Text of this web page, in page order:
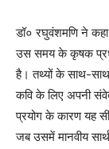
डॉ० रघुवंशमणि ने
उस समय के कृषक
है। तथ्यों के साथ-साथ
कवि के लिए अपनी
प्रयोग के कारण यह
जब उसमें मानवीय